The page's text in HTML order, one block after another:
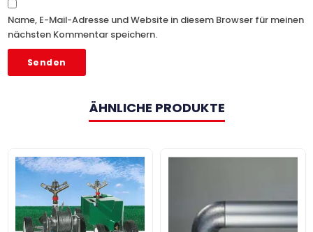
Name, E-Mail-Adresse und Website in diesem Browser für meinen
nächsten Kommentar speichern.
ÄHNLICHE PRODUKTE